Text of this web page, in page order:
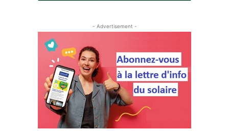
- Advertisement -